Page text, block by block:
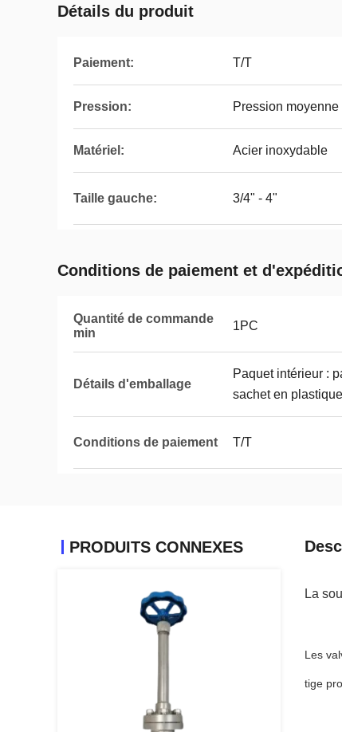
Détails du produit
Paiement: T/T
Pression: Pression moyenne
Matériel: Acier inoxydable
Taille gauche: 3/4" - 4"
Conditions de paiement et
Quantité de commande
min
1PC
Détails d'emballage
Paquet intérieur :
sachet en
Conditions de paiement T/T
PRODUITS CONNEXES
La
Les
tige